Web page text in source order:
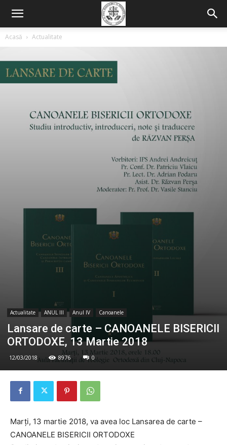
Acasă Actualitate
Actualitate ANUL III Anul IV Canoanele
Lansare de carte – CANOANELE BISERICII
ORTODOXE, 13 Martie 2018
12/03/2018 8976 0
Marți, 13 martie 2018, va avea loc Lansarea de carte –
CANOANELE BISERICII ORTODOXE